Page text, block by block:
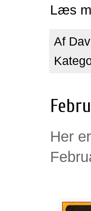
Læs
Af
Her